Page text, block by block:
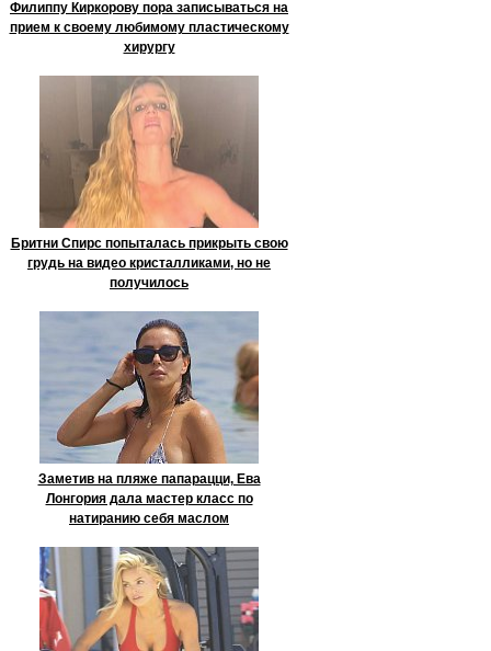
Филиппу Киркорову пора записываться на
прием к своему любимому пластическому
хирургу
Бритни Спирс попыталась прикрыть свою
грудь на видео кристалликами, но не
получилось
Заметив на пляже папарацци, Ева
Лонгория дала мастер класс по
натиранию себя маслом